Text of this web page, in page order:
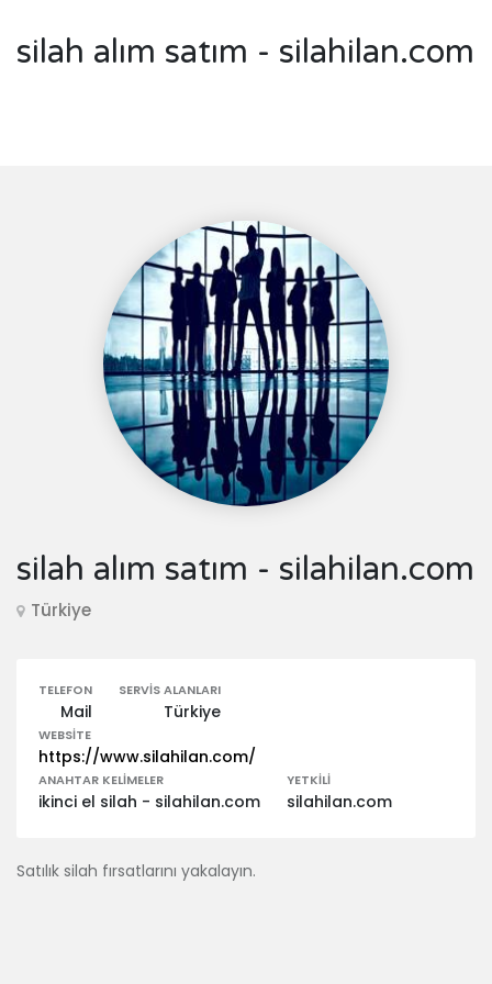
silah alım satım - silahilan.com
silah alım satım - silahilan.com
Türkiye
TELEFON
Mail
SERVIS ALANLARI
Türkiye
WEBSITE
https://www.silahilan.com/
ANAHTAR KELIMELER
ikinci el silah - silahilan.com
YETKILI
silahilan.com
Satılık silah fırsatlarını yakalayın.